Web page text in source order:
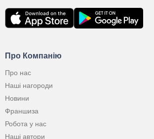
Про Компанію
Про нас
Наші нагороди
Новини
Франшиза
Робота у нас
Наші автори